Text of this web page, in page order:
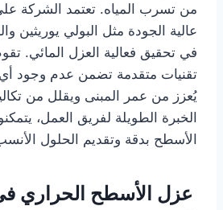
من تسرب المياه. تعتمد الشركة
عالية الجودة مثل البولي يوريثين
في تحقيق فعالية العزل المائي.
تقنيات متقدمة تضمن عدم وجود أي
يُعزز من عمر المبنى ويقلل من
الخبرة الطويلة لفريق العمل،
الأسطح بدقة وتقديم الحلول
عزل الأسطح الحراري